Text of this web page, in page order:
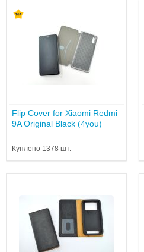
Flip Cover for Xiaomi Redmi
9A Original Black (4you)
Куплено 1378 шт.